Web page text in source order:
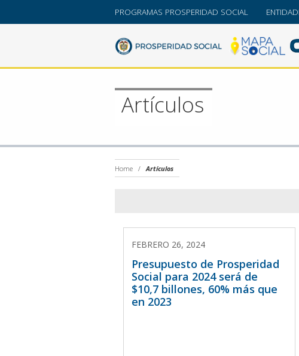
PROGRAMAS PROSPERIDAD SOCIAL
Artículos
Home / Artículos
FEBRERO 26, 2024
Presupuesto de Prosperidad
Social para 2024 será de
$10,7 billones, 60% más que
en 2023